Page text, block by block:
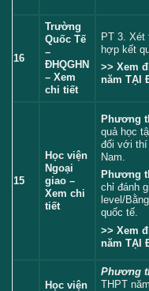
16
Trường
Quốc Tế
–
ĐHQGHN
– Xem
chi tiết
PT 3. Xét
hợp kết
>> Xem
nămTẠI
15
Học viện
Ngoại
giao –
Xem chi
tiết
Phương
quả học
đối với
Nam.
Phương
chỉ đánh
level/
quốc tế.
>> Xem
nămTẠI
Học viện
Phương
THPT